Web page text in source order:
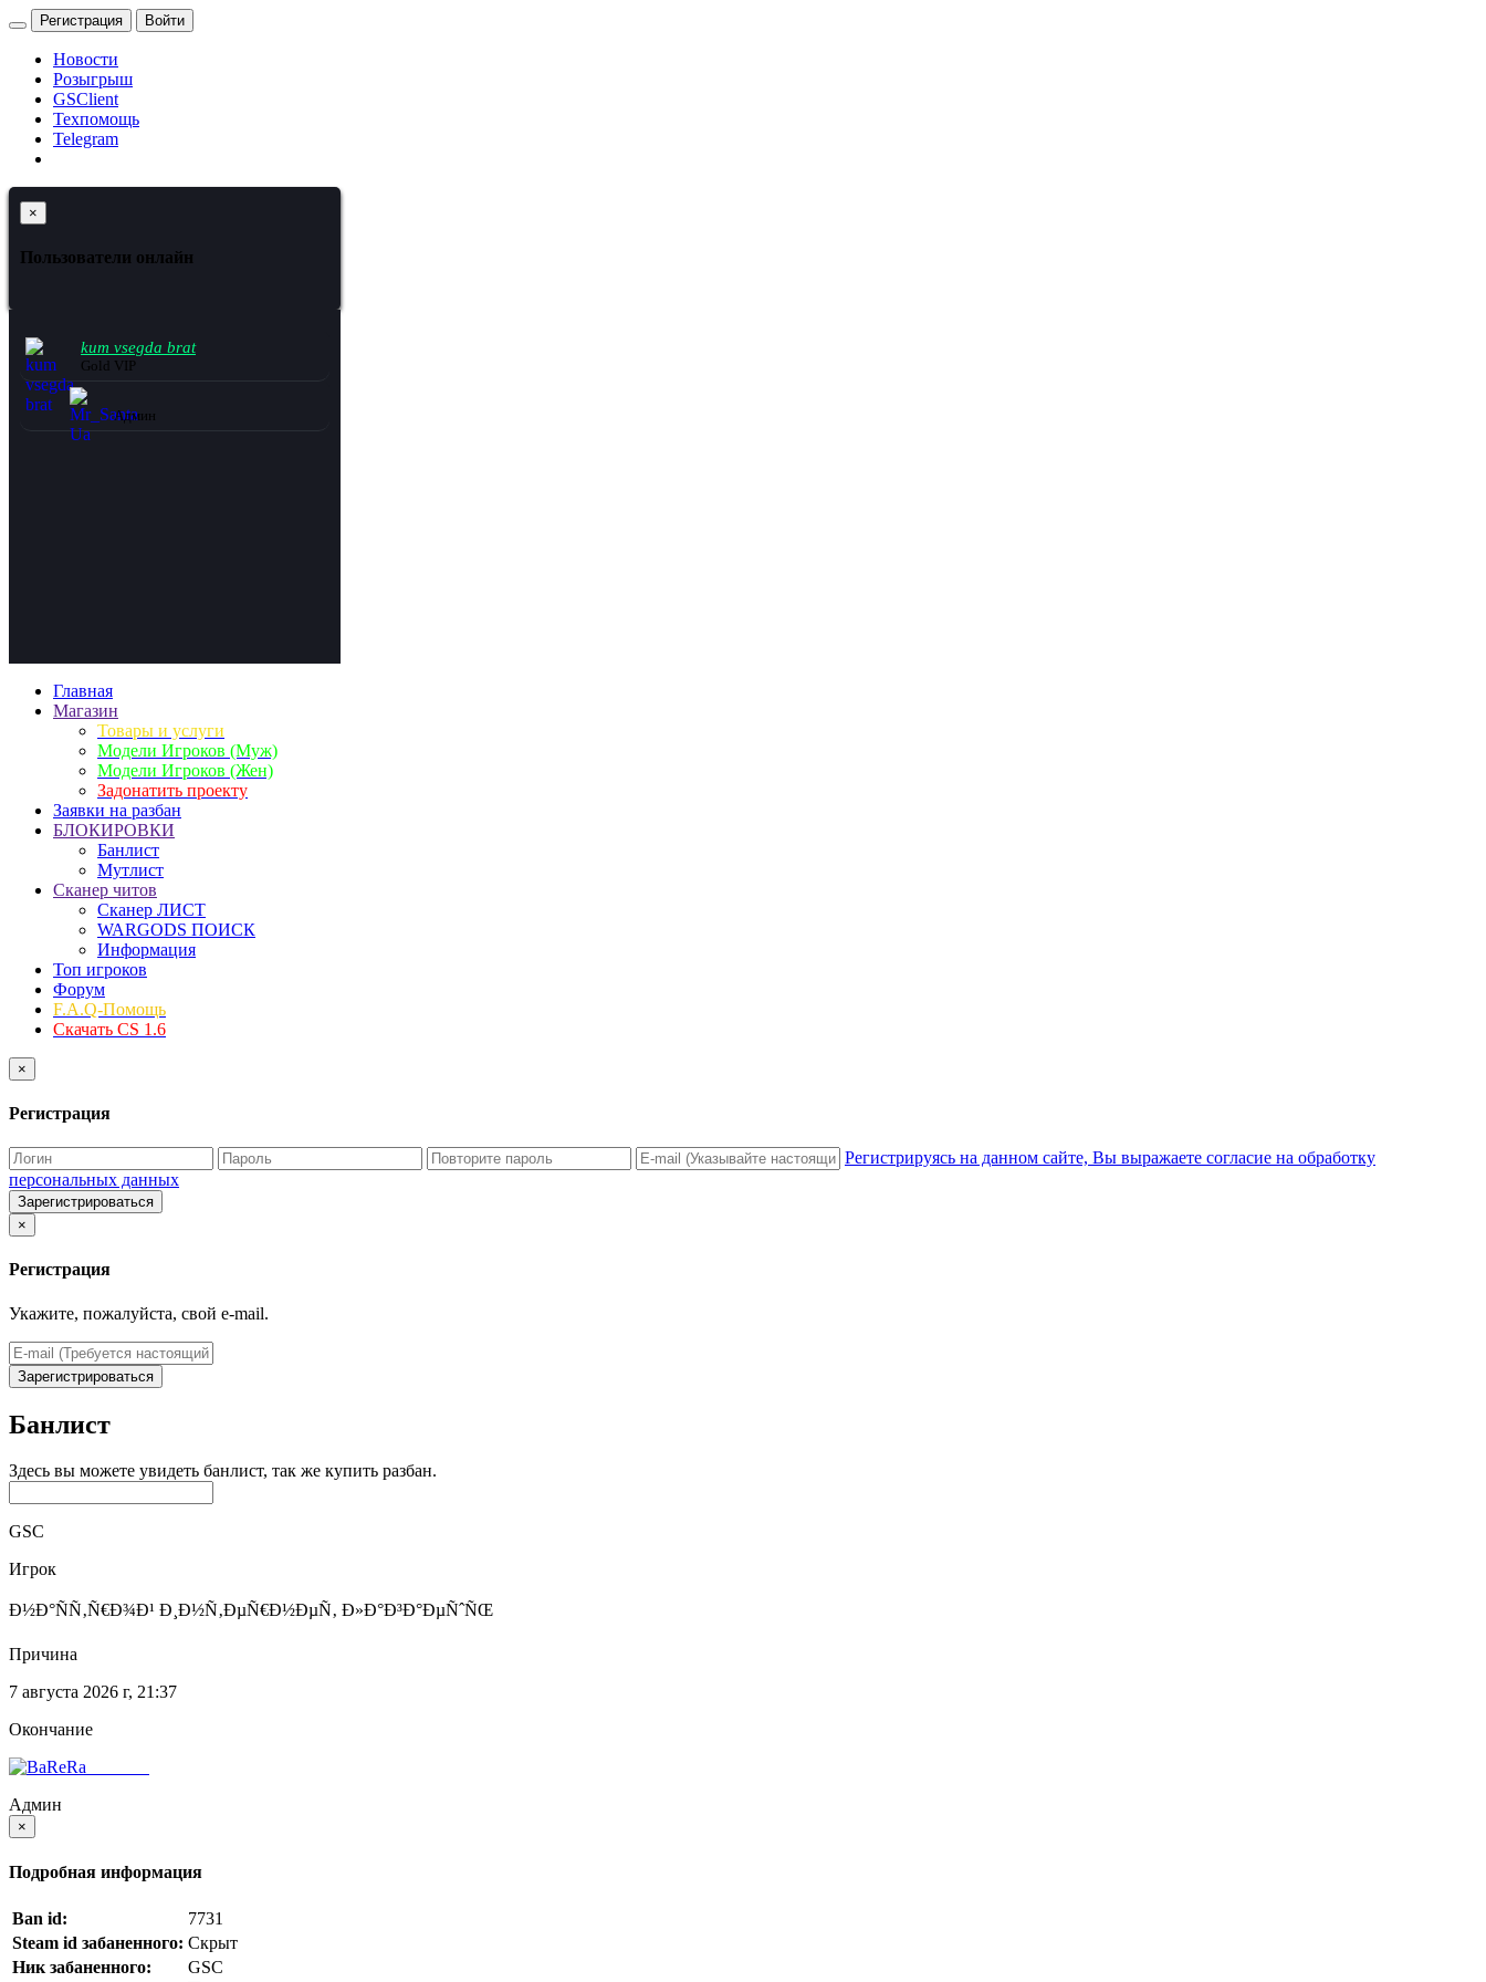
Регистрация Войти
Новости
Розыгрыш
GSClient
Техпомощь
Telegram
×
Пользователи онлайн
kum vsegda brat
Gold VIP
Админ
Главная
Магазин
Товары и услуги
Модели Игроков (Муж)
Модели Игроков (Жен)
Задонатить проекту
Заявки на разбан
БЛОКИРОВКИ
Банлист
Мутлист
Cканер читов
Cканер ЛИСТ
WARGODS ПОИСК
Информация
Топ игроков
Форум
F.A.Q-Помощь
Скачать CS 1.6
×
Регистрация
Регистрируясь на данном сайте, Вы выражаете согласие на обработку
персональных данных
Зарегистрироваться
×
Регистрация
Укажите, пожалуйста, свой e-mail.
Зарегистрироваться
Банлист
Здесь вы можете увидеть банлист, так же купить разбан.
GSC
Игрок
Ð½Ð°ÑÑ‚Ñ€Ð¾Ð¹ Ð¸Ð½Ñ‚ÐµÑ€Ð½ÐµÑ‚ Ð»Ð°Ð³Ð°ÐµÑˆÑŒ
Причина
7 августа 2026 г, 21:37
Окончание
Админ
×
Подробная информация
Ban id:
7731
Steam id забаненного: Скрыт
Ник забаненного:
GSC